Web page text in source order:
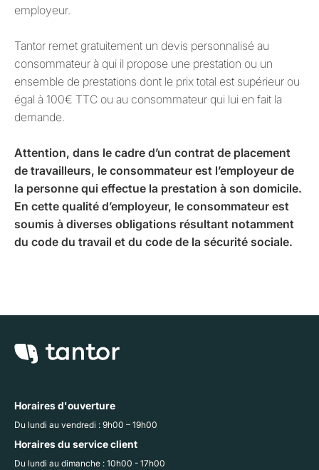
employeur.
Tantor remet gratuitement un devis personnalisé au
consommateur à qui il propose une prestation ou un
ensemble de prestations dont le prix total est supérieur ou
égal à 100€ TTC ou au consommateur qui lui en fait la
demande.
Attention, dans le cadre d’un contrat de placement
de travailleurs, le consommateur est l’employeur de
la personne qui effectue la prestation à son domicile.
En cette qualité d’employeur, le consommateur est
soumis à diverses obligations résultant notamment
du code du travail et du code de la sécurité sociale.
Horaires d'ouverture
Du lundi au vendredi : 9h00 – 19h00
Horaires du service client
Du lundi au dimanche : 10h00 - 17h00